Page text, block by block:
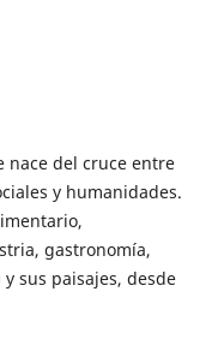
nace del cruce entre
y humanidades.
gastronomía,
sus paisajes, desde